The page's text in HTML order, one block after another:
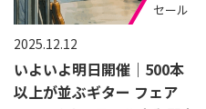
2025.12.12
いよいよ明日開催｜500本
以上が並ぶギター フェア
セール